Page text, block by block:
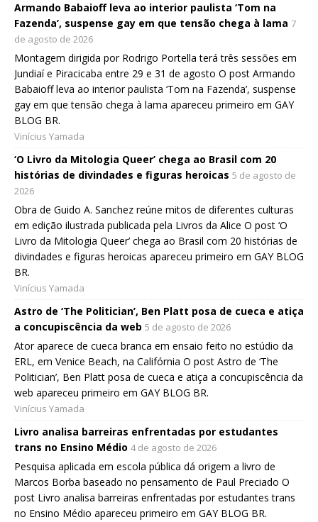
Armando Babaioff leva ao interior paulista ‘Tom na
Fazenda’, suspense gay em que tensão chega à lama 7
de agosto de 2026
Montagem dirigida por Rodrigo Portella terá três sessões em
Jundiaí e Piracicaba entre 29 e 31 de agosto O post Armando
Babaioff leva ao interior paulista ‘Tom na Fazenda’, suspense
gay em que tensão chega à lama apareceu primeiro em GAY
BLOG BR.
Vinícius Yamada
‘O Livro da Mitologia Queer’ chega ao Brasil com 20
histórias de divindades e figuras heroicas 5 de agosto de
2026
Obra de Guido A. Sanchez reúne mitos de diferentes culturas
em edição ilustrada publicada pela Livros da Alice O post ‘O
Livro da Mitologia Queer’ chega ao Brasil com 20 histórias de
divindades e figuras heroicas apareceu primeiro em GAY BLOG
BR.
Vinícius Yamada
Astro de ‘The Politician’, Ben Platt posa de cueca e atiça
a concupiscência da web 5 de agosto de 2026
Ator aparece de cueca branca em ensaio feito no estúdio da
ERL, em Venice Beach, na Califórnia O post Astro de ‘The
Politician’, Ben Platt posa de cueca e atiça a concupiscência da
web apareceu primeiro em GAY BLOG BR.
Vinícius Yamada
Livro analisa barreiras enfrentadas por estudantes
trans no Ensino Médio 4 de agosto de 2026
Pesquisa aplicada em escola pública dá origem a livro de
Marcos Borba baseado no pensamento de Paul Preciado O
post Livro analisa barreiras enfrentadas por estudantes trans
no Ensino Médio apareceu primeiro em GAY BLOG BR.